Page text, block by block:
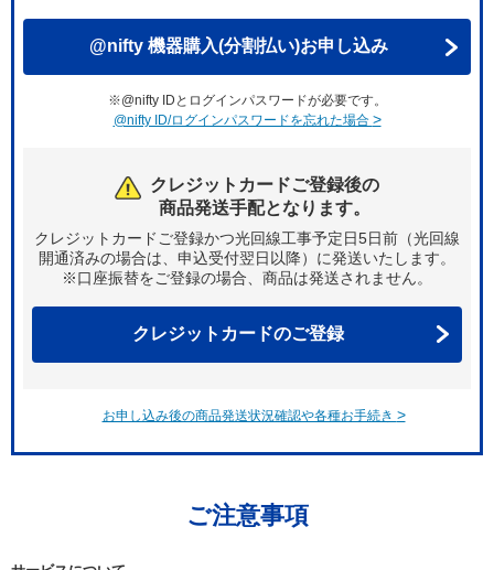
@nifty 機器購入(分割払い)お申し込み
※@nifty IDとログインパスワードが必要です。
@nifty ID/ログインパスワードを忘れた場合 >
クレジットカードご登録後の
商品発送手配となります。
クレジットカードご登録かつ光回線工事予定日5日前（光回線
開通済みの場合は、申込受付翌日以降）に発送いたします。
※口座振替をご登録の場合、商品は発送されません。
クレジットカードのご登録
お申し込み後の商品発送状況確認や各種お手続き >
ご注意事項